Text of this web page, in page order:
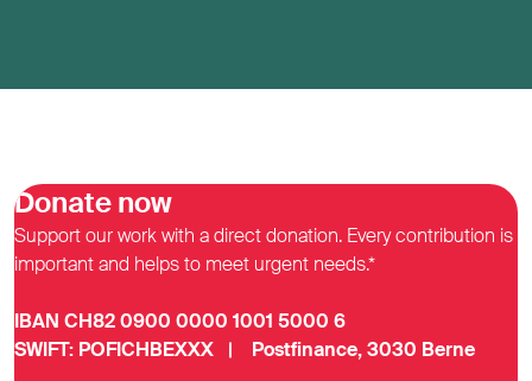
Donate now
Support our work with a direct donation. Every contribution is
important and helps to meet urgent needs.*
IBAN CH82 0900 0000 1001 5000 6
SWIFT: POFICHBEXXX | Postfinance, 3030 Berne